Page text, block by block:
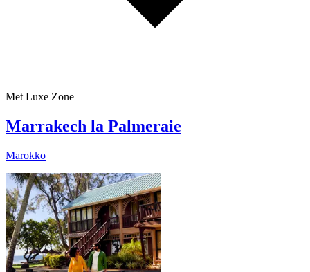
Met Luxe Zone
Marrakech la Palmeraie
Marokko